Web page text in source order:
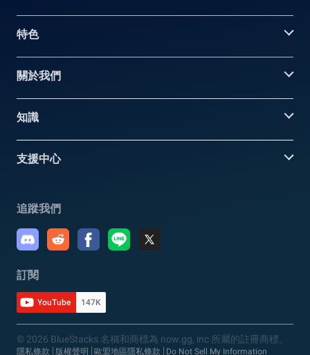
特色
關於我們
知識
支援中心
追蹤我們
訂閱
YouTube 147K
© 2026 BlueStacks 名稱和商標為 now.gg, inc 所屬的註冊商標。
隱私條款 版權聲明 歐盟地區隱私條款 Do Not Sell My Information